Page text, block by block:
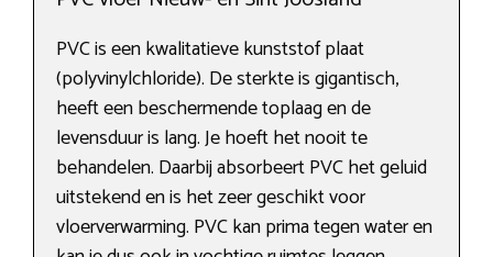
PVC is een kwalitatieve kunststof plaat
(polyvinylchloride). De sterkte is gigantisch,
heeft een beschermende toplaag en de
levensduur is lang. Je hoeft het nooit te
behandelen. Daarbij absorbeert PVC het geluid
uitstekend en is het zeer geschikt voor
vloerverwarming. PVC kan prima tegen water en